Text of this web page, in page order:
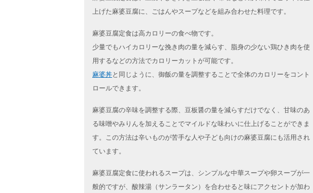
上げた麻婆豆腐に、ごはんやスープなどを組み合わせた料理です。
麻婆豆腐定食は高カロリーの食べ物です。
少量でもハイカロリーな挽き肉の量を減らす、脂身の少ない鶏ひき肉を使
用するなどの方法でカロリーカットが可能です。
麻婆丼と同じように、御飯の量を調整することで全体のカロリーをコント
ロールできます。
麻婆豆腐の辛味を調整する際、豆板醤の量を減らすだけでなく、甘味のあ
る味噌やみりんを加えることでマイルドな味わいに仕上げることができま
す。この方法は辛いものが苦手な人や子ども向けの麻婆豆腐にも活用され
ています。
麻婆豆腐定食に使われるスープは、シンプルな中華スープや卵スープが一
般的ですが、酸辣湯（サンラータン）を合わせると味にアクセントが加わ